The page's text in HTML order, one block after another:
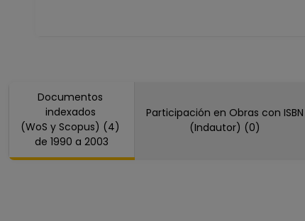
Documentos
indexados
(WoS y Scopus) (4)
de 1990 a 2003
Participación en Obras con ISBN
(Indautor) (0)